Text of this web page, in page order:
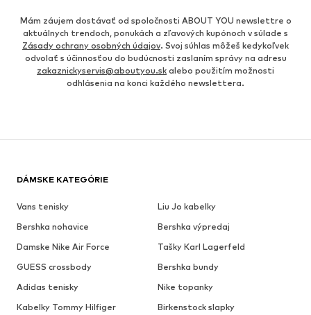
Mám záujem dostávať od spoločnosti ABOUT YOU newslettre o
aktuálnych trendoch, ponukách a zľavových kupónoch v súlade s
Zásady ochrany osobných údajov. Svoj súhlas môžeš kedykoľvek
odvolať s účinnosťou do budúcnosti zaslaním správy na adresu
zakaznickyservis@aboutyou.sk alebo použitím možnosti
odhlásenia na konci každého newslettera.
DÁMSKE KATEGÓRIE
Vans tenisky
Liu Jo kabelky
Bershka nohavice
Bershka výpredaj
Damske Nike Air Force
Tašky Karl Lagerfeld
GUESS crossbody
Bershka bundy
Adidas tenisky
Nike topanky
Kabelky Tommy Hilfiger
Birkenstock slapky